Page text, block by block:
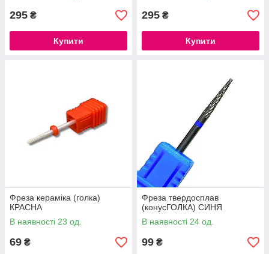
295 ₴
Купити
295 ₴
Купити
Фреза кераміка (голка)
КРАСНА
В наявності 23 од.
69 ₴
Фреза твердосплав
(конусГОЛКА) СИНЯ
В наявності 24 од.
99 ₴